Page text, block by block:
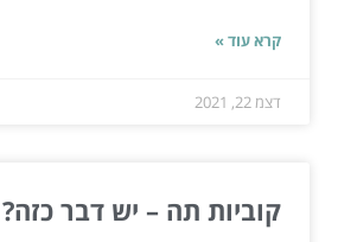
קרא עוד »
דצמ 22, 2021
קוביות תה – יש דבר כזה?